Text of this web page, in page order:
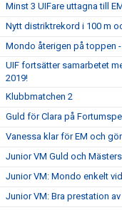
Minst 3 UIFare uttagna till
Nytt distriktrekord i 100 m
Mondo återigen på toppen
UIF fortsätter samarbetet
2019!
Klubbmatchen 2
Guld för Clara på
Vanessa klar för EM och
Junior VM Guld och
Junior VM: Mondo enkelt
Junior VM: Bra prestation